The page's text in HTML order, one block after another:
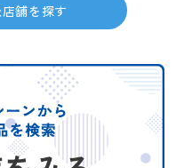
舗を探す